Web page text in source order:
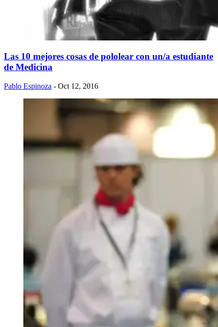
Las 10 mejores cosas de pololear con un/a estudiante
de​​ Medicina
Pablo Espinoza - Oct 12, 2016